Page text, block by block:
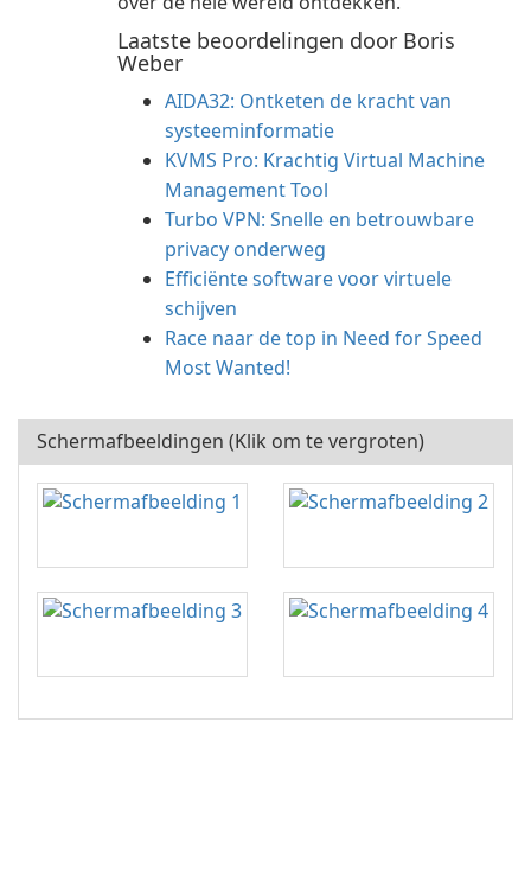
Laatste beoordelingen door Boris
Weber
AIDA32: Ontketen de kracht van
systeeminformatie
KVMS Pro: Krachtig Virtual Machine
Management Tool
Turbo VPN: Snelle en betrouwbare
privacy onderweg
Efficiënte software voor virtuele
schijven
Race naar de top in Need for Speed
Most Wanted!
Schermafbeeldingen (Klik om te vergroten)